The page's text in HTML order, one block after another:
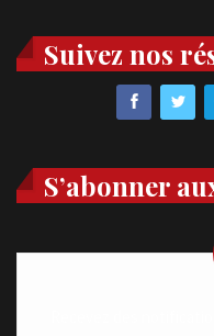
Suivez nos
S’abonner